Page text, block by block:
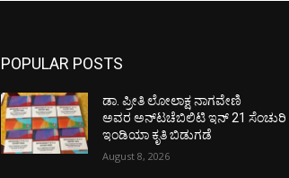
POPULAR POSTS
ಡಾ. ಪ್ರೀತಿ ಲೋಲಾಕ್ಷ ನಾಗವೇಣಿ
ಅವರ ಅನ್‌ಟಚೆಬಿಲಿಟಿ ಇನ್ 21 ಸೆಂಚುರಿ
ಇಂಡಿಯಾ ಕೃತಿ ಬಿಡುಗಡೆ
August 8, 2026